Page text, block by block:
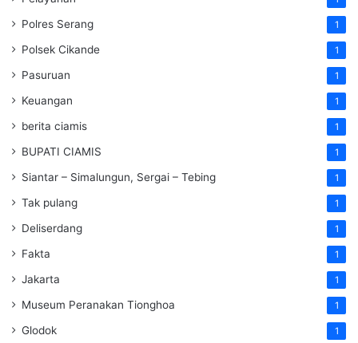
Polres Serang 1
Polsek Cikande 1
Pasuruan 1
Keuangan 1
berita ciamis 1
BUPATI CIAMIS 1
Siantar – Simalungun, Sergai – Tebing 1
Tak pulang 1
Deliserdang 1
Fakta 1
Jakarta 1
Museum Peranakan Tionghoa 1
Glodok 1